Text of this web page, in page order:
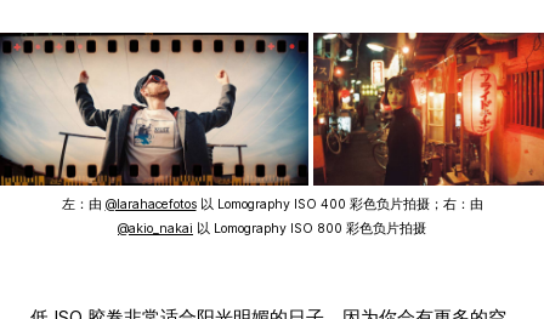
左：由 @larahacefotos以 Lomography ISO 400 彩色负片拍摄；右：由
@akio_nakai 以 Lomography ISO 800 彩色负片拍摄